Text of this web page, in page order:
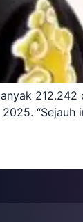
212.242
“Sejauh